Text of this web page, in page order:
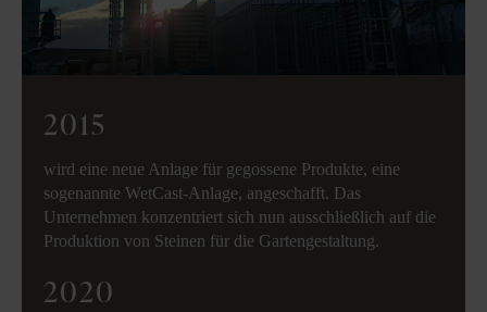
2015
wird eine neue Anlage für gegossene Produkte, eine
sogenannte WetCast-Anlage, angeschafft. Das
Unternehmen konzentriert sich nun ausschließlich auf die
Produktion von Steinen für die Gartengestaltung.
2020